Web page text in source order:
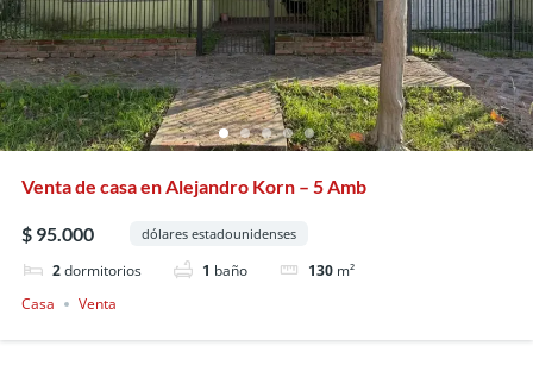
Venta de casa en Alejandro Korn – 5 Amb
$ 95.000 dólares estadounidenses
2dormitorios 1 baño 130 m²
Casa
Venta